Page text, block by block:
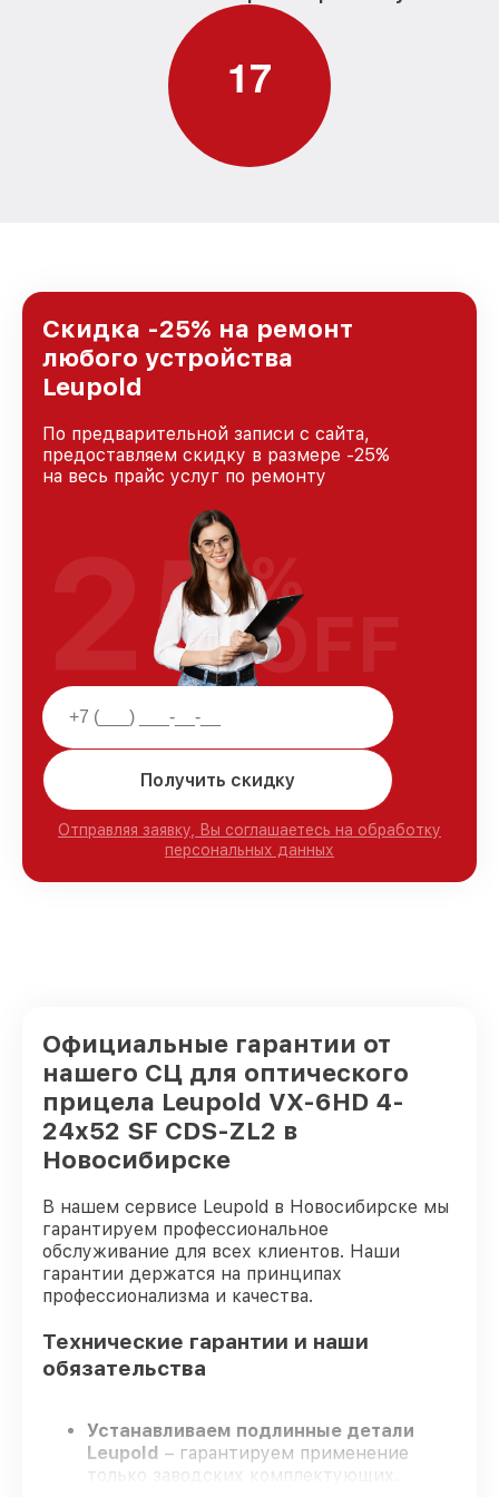
17
Скидка -25% на ремонт
любого устройства
Leupold
По предварительной записи с сайта,
предоставляем скидку в размере -25%
на весь прайс услуг по ремонту
Получить скидку
Отправляя заявку, Вы соглашаетесь на обработку
персональных данных
25%
OFF
Официальные гарантии от
нашего СЦ для оптического
прицела Leupold VX-6HD 4-
24x52 SF CDS-ZL2 в
Новосибирске
В нашем сервисе Leupold в Новосибирске мы
гарантируем профессиональное
обслуживание для всех клиентов. Наши
гарантии держатся на принципах
профессионализма и качества.
Технические гарантии и наши
обязательства
Устанавливаем подлинные детали
Leupold – гарантируем применение
только заводских комплектующих.